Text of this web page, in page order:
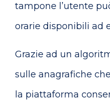
tampone l’utente
orarie disponibili ad
Grazie ad un
sulle anagrafiche
la piattaforma